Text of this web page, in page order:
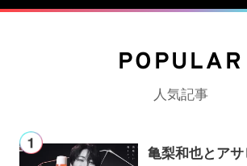
POPULAR
人気記事
亀梨和也とア